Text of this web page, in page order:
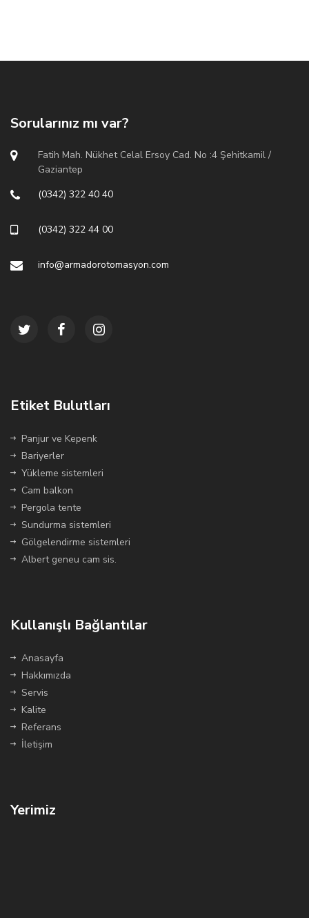
Sorularınız mı var?
Fatih Mah. Nükhet Celal Ersoy Cad. No :4 Şehitkamil /
Gaziantep
(0342) 322 40 40
(0342) 322 44 00
info@armadorotomasyon.com
Etiket Bulutları
Panjur ve Kepenk
Bariyerler
Yükleme sistemleri
Cam balkon
Pergola tente
Sundurma sistemleri
Gölgelendirme sistemleri
Albert geneu cam sis.
Kullanışlı Bağlantılar
Anasayfa
Hakkımızda
Servis
Kalite
Referans
İletişim
Yerimiz